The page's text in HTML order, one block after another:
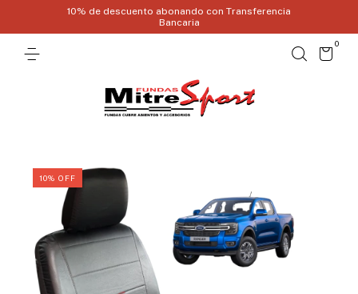
10% de descuento abonando con Transferencia
Bancaria
0
10% OFF